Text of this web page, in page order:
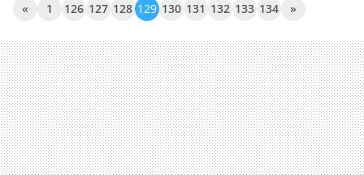
« 1 126 127 128 129 130 131 132 133 134 »